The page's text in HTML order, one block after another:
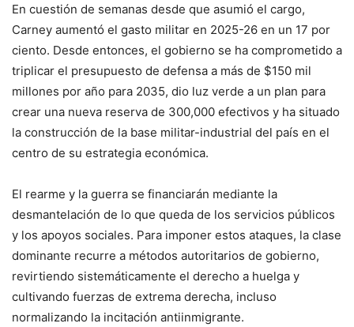
En cuestión de semanas desde que asumió el cargo,
Carney aumentó el gasto militar en 2025-26 en un 17 por
ciento. Desde entonces, el gobierno se ha comprometido a
triplicar el presupuesto de defensa a más de $150 mil
millones por año para 2035, dio luz verde a un plan para
crear una nueva reserva de 300,000 efectivos y ha situado
la construcción de la base militar-industrial del país en el
centro de su estrategia económica.
El rearme y la guerra se financiarán mediante la
desmantelación de lo que queda de los servicios públicos
y los apoyos sociales. Para imponer estos ataques, la clase
dominante recurre a métodos autoritarios de gobierno,
revirtiendo sistemáticamente el derecho a huelga y
cultivando fuerzas de extrema derecha, incluso
normalizando la incitación antiinmigrante.